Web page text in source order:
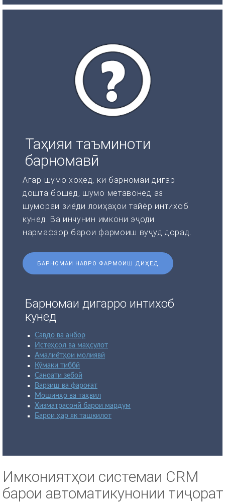
Таҳияи таъминоти
барномавӣ
Агар шумо хоҳед, ки барномаи дигар
дошта бошед, шумо метавонед аз
шумораи зиёди лоиҳаҳои тайёр интихоб
кунед. Ва инчунин имкони эҷоди
нармафзор барои фармоиш вуҷуд дорад.
БАРНОМАИ НАВРО ФАРМОИШ ДИҲЕД
Барномаи дигарро интихоб
кунед
Савдо ва анбор
Истеҳсол ва маҳсулот
Амалиётҳои молиявӣ
Кӯмаки тиббӣ
Саноати зебоӣ
Варзиш ва фароғат
Мошинҳо ва таҳвил
Хизматрасонӣ барои мардум
Барои ҳар як ташкилот
Имкониятҳои системаи CRM
барои автоматикунонии тиҷорат